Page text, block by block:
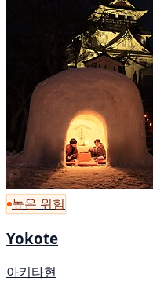
높은 위험
Yokote
아키타현